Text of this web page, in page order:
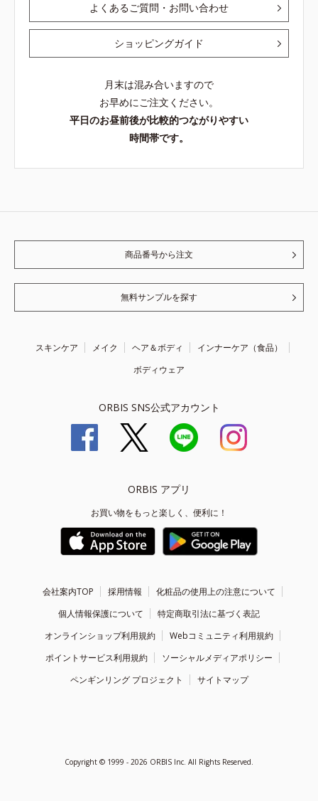
よくあるご質問・お問い合わせ
ショッピングガイド
月末は混み合いますので
お早めにご注文ください。
平日のお昼前後が比較的つながりやすい
時間帯です。
商品番号から注文
無料サンプルを探す
スキンケア メイク ヘア＆ボディ
インナーケア（食品）
ボディウェア
ORBIS SNS公式アカウント
ORBIS アプリ
お買い物をもっと楽しく、便利に！
会社案内TOP 採用情報
化粧品の使用上の注意について
個人情報保護について
特定商取引法に基づく表記
オンラインショップ利用規約
Webコミュニティ利用規約
ポイントサービス利用規約
ソーシャルメディアポリシー
ペンギンリング プロジェクト
サイトマップ
Copyright © 1999 - 2026 ORBIS Inc. All Rights Reserved.